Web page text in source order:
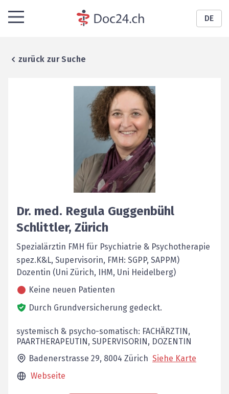
DE
zurück zur Suche
Dr. med. Regula Guggenbühl
Schlittler, Zürich
Spezialärztin FMH für Psychiatrie & Psychotherapie
spez.K&L, Supervisorin, FMH: SGPP, SAPPM)
Dozentin (Uni Zürich, IHM, Uni Heidelberg)
Keine neuen Patienten
Durch Grundversicherung gedeckt.
systemisch & psycho-somatisch: FACHÄRZTIN,
PAARTHERAPEUTIN, SUPERVISORIN, DOZENTIN
Badenerstrasse 29, 8004 Zürich Siehe Karte
Webseite